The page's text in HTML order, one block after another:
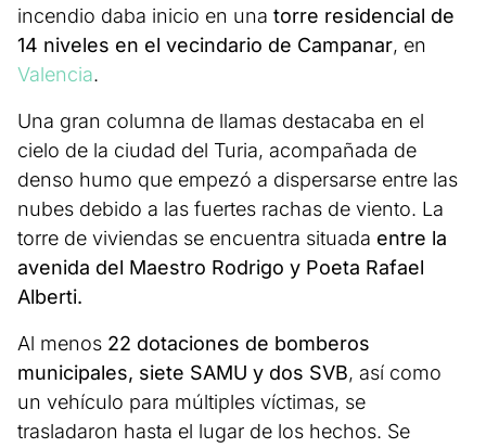
incendio daba inicio en una torre residencial de
14 niveles en el vecindario de Campanar, en
Valencia.
Una gran columna de llamas destacaba en el
cielo de la ciudad del Turia, acompañada de
denso humo que empezó a dispersarse entre las
nubes debido a las fuertes rachas de viento. La
torre de viviendas se encuentra situada entre la
avenida del Maestro Rodrigo y Poeta Rafael
Alberti.
Al menos 22 dotaciones de bomberos
municipales, siete SAMU y dos SVB, así como
un vehículo para múltiples víctimas, se
trasladaron hasta el lugar de los hechos. Se